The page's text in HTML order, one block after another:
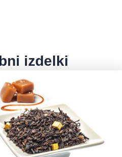
izdelki